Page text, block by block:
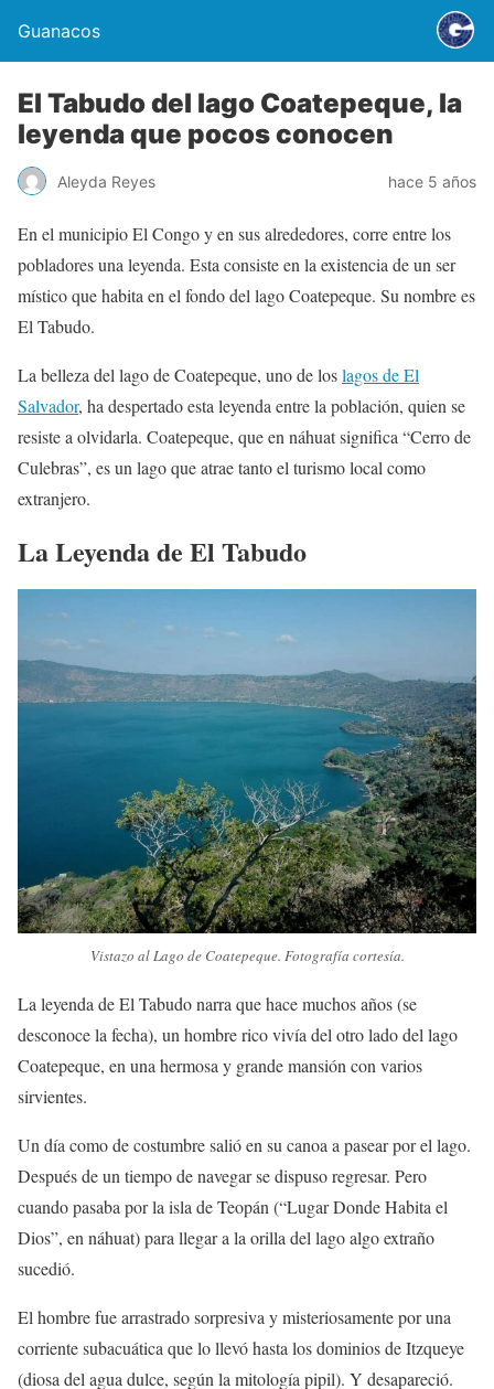
Guanacos
El Tabudo del lago Coatepeque, la
leyenda que pocos conocen
Aleyda Reyes hace 5 años
En el municipio El Congo y en sus alrededores, corre entre los
pobladores una leyenda. Esta consiste en la existencia de un ser
místico que habita en el fondo del lago Coatepeque. Su nombre es
El Tabudo.
La belleza del lago de Coatepeque, uno de loslagos de El
Salvador, ha despertado esta leyenda entre la población, quien se
resiste a olvidarla. Coatepeque, que en náhuat significa “Cerro de
Culebras”, es un lago que atrae tanto el turismo local como
extranjero.
La Leyenda de El Tabudo
Vistazo al Lago de Coatepeque. Fotografía cortesía.
La leyenda de El Tabudo narra que hace muchos años (se
desconoce la fecha), un hombre rico vivía del otro lado del lago
Coatepeque, en una hermosa y grande mansión con varios
sirvientes.
Un día como de costumbre salió en su canoa a pasear por el lago.
Después de un tiempo de navegar se dispuso regresar. Pero
cuando pasaba por la isla de Teopán (“Lugar Donde Habita el
Dios”, en náhuat) para llegar a la orilla del lago algo extraño
sucedió.
El hombre fue arrastrado sorpresiva y misteriosamente por una
corriente subacuática que lo llevó hasta los dominios de Itzqueye
(diosa del agua dulce, según la mitología pipil). Y desapareció.